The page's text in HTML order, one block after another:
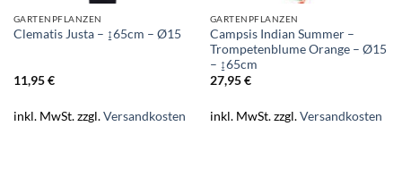
GARTENPFLANZEN
Clematis Justa – ↨65cm – Ø15
11,95€
inkl. MwSt.zzgl.Versandkosten
GARTENPFLANZEN
Campsis Indian Summer –
Trompetenblume Orange – Ø15
– ↨65cm
27,95€
inkl. MwSt.zzgl.Versandkosten